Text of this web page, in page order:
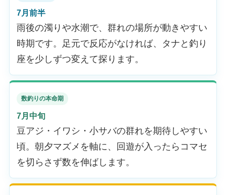
7月前半
雨後の濁りや水潮で、群れの場所が動きやすい
時期です。足元で反応がなければ、タナと釣り
座を少しずつ変えて探ります。
数釣りの本命期
7月中旬
豆アジ・イワシ・小サバの群れを期待しやすい
頃。朝夕マズメを軸に、回遊が入ったらコマセ
を切らさず数を伸ばします。